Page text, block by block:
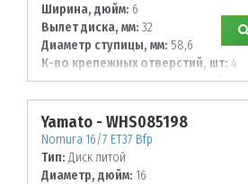
Ширина, дюйм: 6
Вылет диска, мм: 32
Диаметр ступицы, мм: 58,6
К-во крепежных отверстий, шт: 4
Диаметр располож. отверстий, мм:
98
Yamato - WHS085198
Nomura 16/7 ET37 Bfp
Тип: Диск литой
Диаметр, дюйм: 16